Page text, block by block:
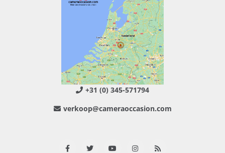
+31 (0) 345-571794
verkoop@cameraoccasion.com